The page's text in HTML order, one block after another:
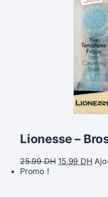
Lionesse –
25.99DH 15.99 DH
Promo !